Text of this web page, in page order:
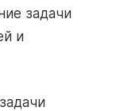
задачи
и